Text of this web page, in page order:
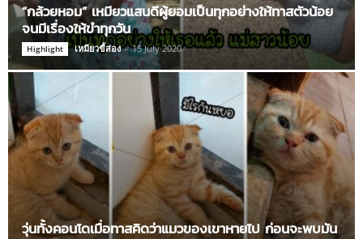
“กล้วยหอม” เหมียวแสนดีผู้ยอมเป็นทุกอย่างให้ทาสตัวน้อย
จนมีเรื่องให้ขำทุกวัน
Highlight เหมียวขี้ส่อง - 15 July 2020
วุ่นทั้งคอนโดเมื่อทาสคิดว่าแมวของเขาหายไป ก่อนจะพบมัน